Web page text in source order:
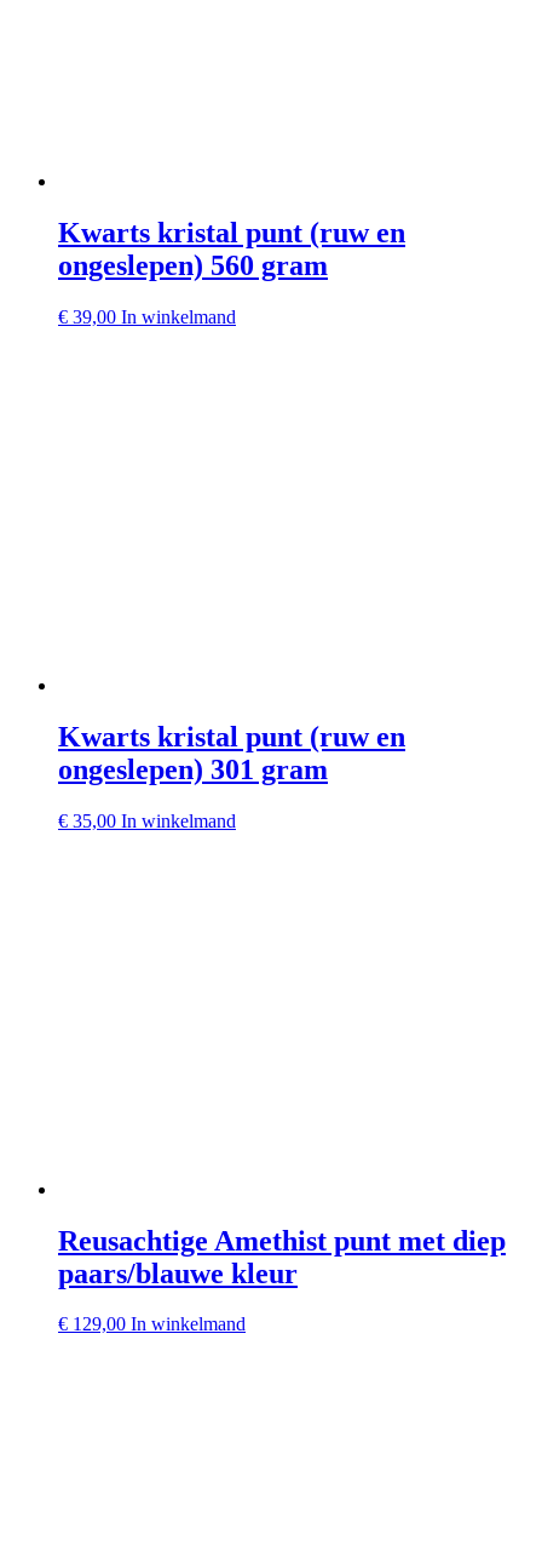
Kwarts kristal punt (ruw en
ongeslepen) 560 gram
€ 39,00 In winkelmand
Kwarts kristal punt (ruw en
ongeslepen) 301 gram
€ 35,00 In winkelmand
Reusachtige Amethist punt met diep
paars/blauwe kleur
€ 129,00 In winkelmand